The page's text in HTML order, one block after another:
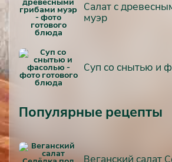
Салат с
муэр
Суп со снытью и
Популярные рецепты
Веганский салат